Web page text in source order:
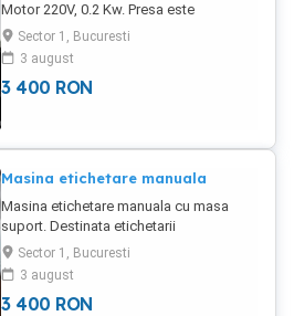
Motor 220V, 0.2 Kw. Presa este
universala. Extractia se poate realiza la
cald sau la rece. Motor cu dublu sends
de rotatie. Rezistenta electrica cu buton
de comanda. Din 500 grame de fulgi/
strict de continutul de ulei din
oleaginoase.
Sector 1, Bucuresti
3 august
3 400 RON
Masina etichetare manuala
Masina etichetare manuala cu masa
suport. Destinata etichetarii
recipientelor cilindrice: sticle, borcane.
Productivitate: functie de utilizator si de
lungimea etichetei. Garantie 1 an.
Produse vandute de Jobs Ahead Group.
Sector 1, Bucuresti
3 august
3 400 RON